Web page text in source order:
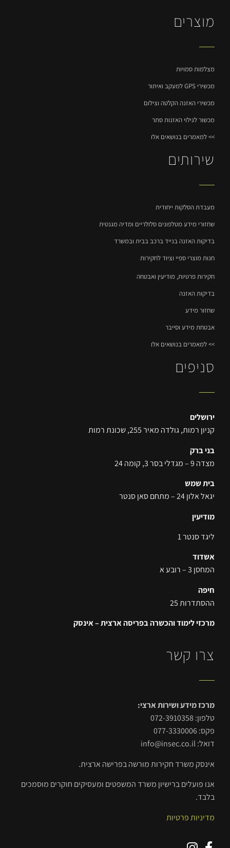
מוצרים
מצלמות סמויות
מכשירי GPS למעקב ואיתור
מכשירי האזנה הקלטה וצילום
מכשור לגילוי האזנות סתר
>> למאמרים בנושאים אלו
שירותים
מעבדת הסלקות ייחודית​
שחזורי מידע מטלפונים סלולריים ומדיה מגנטית​
בדיקות האזנה בנייד ברכב בבית ובמשרד
חנות מוצרי ספיי וציוד לחקירות
חקירות פרטיות, מודיעין ואבטחה
בדיקות האזנה
שחזור מידע
אבטחת מידע וסייבר
>> למאמרים בנושאים אלו
סניפים
ירושלים
קניון רמות, גולדה מאיר 255, שכונת רמות
בני ברק
מצדה 9 – מגדלי בסר 3, קומה 24
בית שמש
יגאל אלון 24 – מתחם סאן סנטר
מודיעין
ליגד סנטר 1
אשדוד
המחסן 3 – רובע א
חיפה
ההסתדרות 25
מרכזי לימוד והכשרה בפריסה ארצית – אינסק
צרו קשר
מרכז מידע ושירות ארצי:
טלפון: 072-3910358
פקס: 077-3330006
דואל: info@insec.co.il
אינסק משרד חקירות מורשה בפרישה ארצית.
אנו פועלים ברישיון משרד המשפטים ומעסיקים חוקרים מוסמכים
בלבד.
מדיניות פרטיות